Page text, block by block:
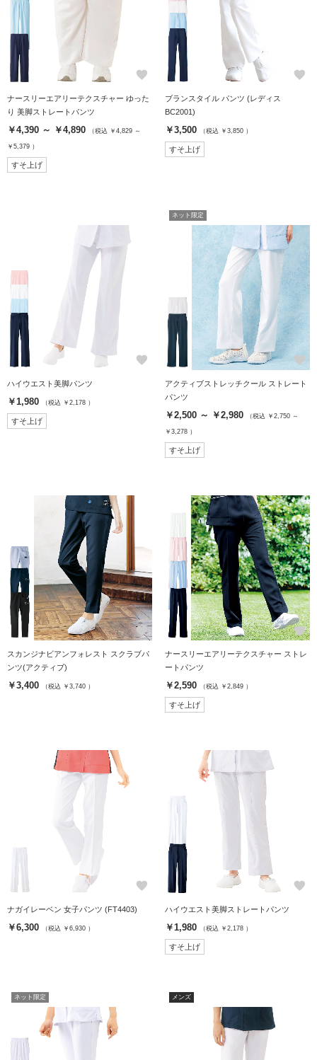
favorite
ナースリーエアリーテクスチャー ゆった
り 美脚ストレートパンツ
￥4,390 ～ ￥4,890 （税込 ￥4,829 ～
￥5,379 ）
すそ上げ
favorite
ブランスタイル パンツ (レディス
BC2001)
￥3,500 （税込 ￥3,850 ）
すそ上げ
favorite
ハイウエスト美脚パンツ
￥1,980 （税込 ￥2,178 ）
すそ上げ
ネット限定
favorite
アクティブストレッチクール ストレート
パンツ
￥2,500 ～ ￥2,980 （税込 ￥2,750 ～
￥3,278 ）
すそ上げ
favorite
スカンジナビアンフォレスト スクラブパ
ンツ(アクティブ)
￥3,400 （税込 ￥3,740 ）
favorite
ナースリーエアリーテクスチャー ストレ
ートパンツ
￥2,590 （税込 ￥2,849 ）
すそ上げ
favorite
ナガイレーベン 女子パンツ (FT4403)
￥6,300 （税込 ￥6,930 ）
favorite
ハイウエスト美脚ストレートパンツ
￥1,980 （税込 ￥2,178 ）
すそ上げ
ネット限定 メンズ